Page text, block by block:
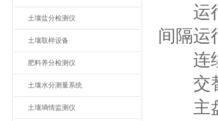
土壤盐分检测仪
土壤取样设备
肥料养分检测仪
土壤水分测量系统
土壤墒情监测仪
运行
间隔运
连续
交替
主盘